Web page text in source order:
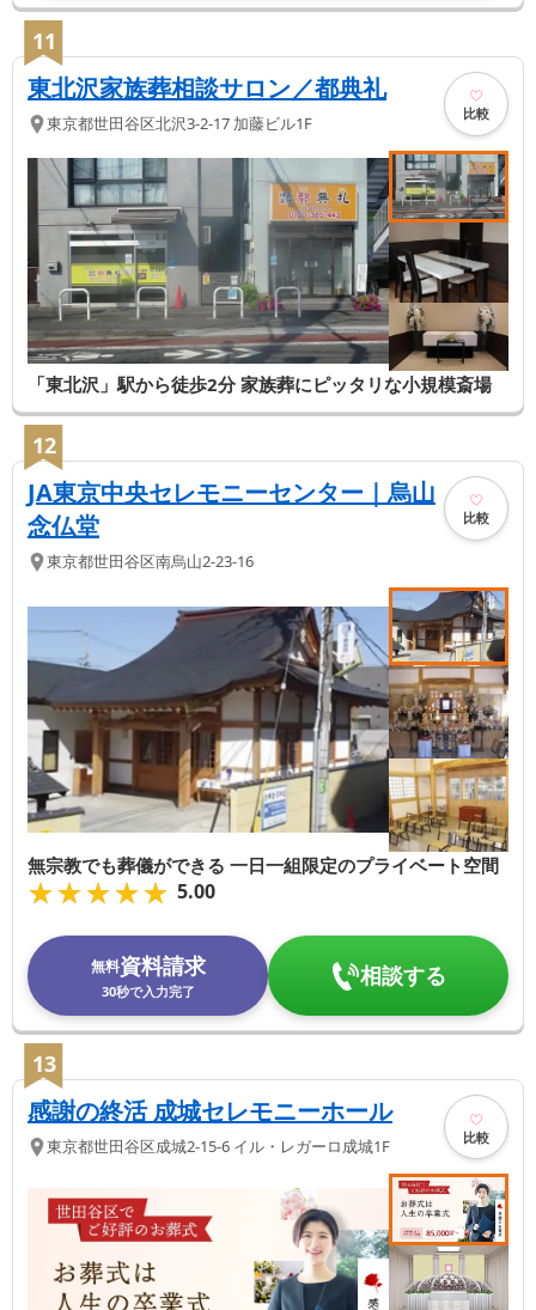
11
東北沢家族葬相談サロン／都典礼
東京都世田谷区北沢3-2-17 加藤ビル1F 比較
「東北沢」駅から徒歩2分 家族葬にピッタリな小規模斎場
12
JA東京中央セレモニーセンター｜烏山
念仏堂
東京都世田谷区南烏山2-23-16
比較
無宗教でも葬儀ができる 一日一組限定のプライベート空間
★★★★★
★★★★★ 5.00
無料資料請求
30秒で入力完了
相談する
13
感謝の終活 成城セレモニーホール
東京都世田谷区成城2-15-6 イル・レガーロ成城1F 比較